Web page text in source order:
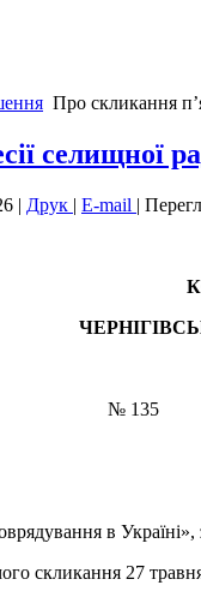
Про скликання
селищної
| Друк | E-mail |
№ 135
в Україні»,
скликання 27